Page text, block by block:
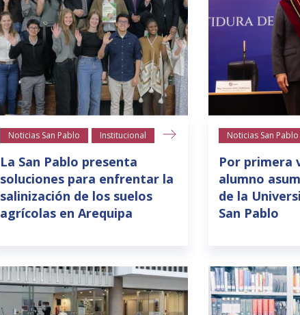
Noticias San Pablo Institucional
La San Pablo presenta
soluciones para enfrentar la
salinización de los suelos
agrícolas en Arequipa
Noticias San Pablo
Por primera
alumno
de la
San Pablo